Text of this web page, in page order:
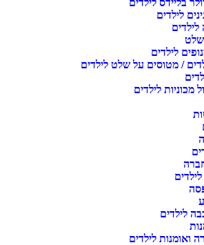
בליידס לילדים
לילדים
שלט
לילדים
/ מטוסים על שלט לילדים
מכוניות לילדים
לילדים
ואומנות לילדים